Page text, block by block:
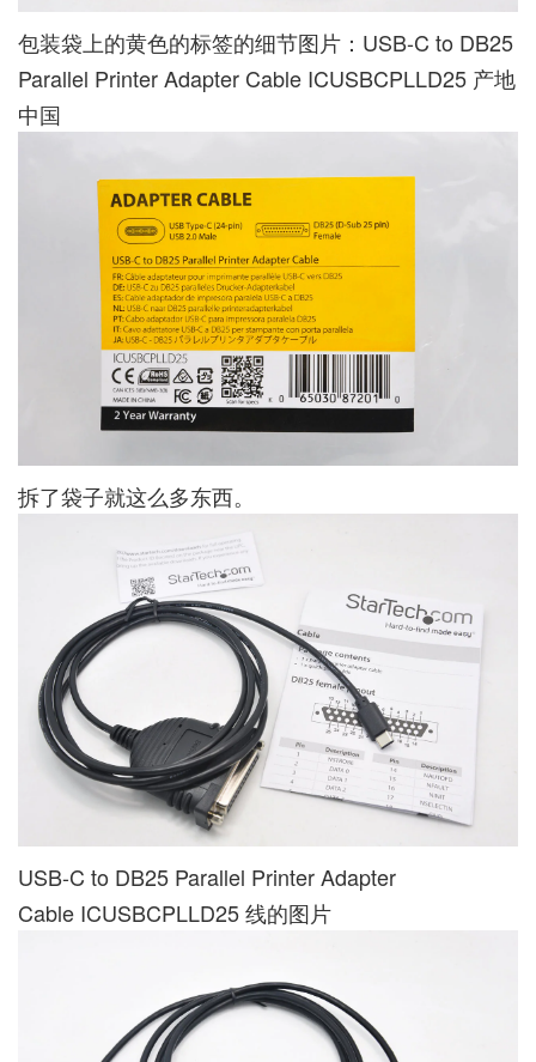
包装袋上的黄色的标签的细节图片：USB-C to DB25
Parallel Printer Adapter Cable ICUSBCPLLD25 产地
中国
拆了袋子就这么多东西。
USB-C to DB25 Parallel Printer Adapter
Cable ICUSBCPLLD25 线的图片